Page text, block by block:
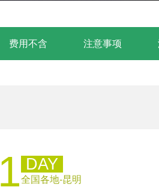
费用不含 注意事项
1 DAY
全国各地-昆明